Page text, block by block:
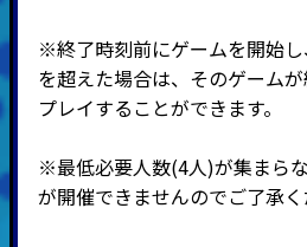
※終了時刻前にゲームを開始
を超えた場合は、そのゲーム
プレイすることができます。
※最低必要人数(4人)が集まら
が開催できませんのでご了承く